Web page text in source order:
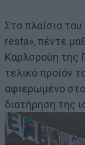
Στο πλαίσιο
resta», πέντε
Καρλσρούη της
τελικό προϊόν
αφιερωμένο
διατήρηση της